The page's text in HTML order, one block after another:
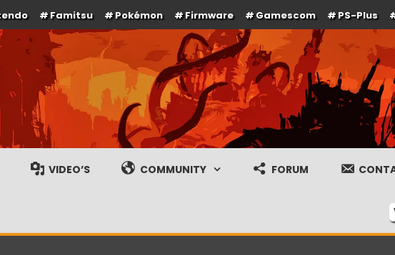
Famitsu Pokémon Firmware Gamescom PS-Plus
gameplay streams
VIDEO’S COMMUNITY FORUM